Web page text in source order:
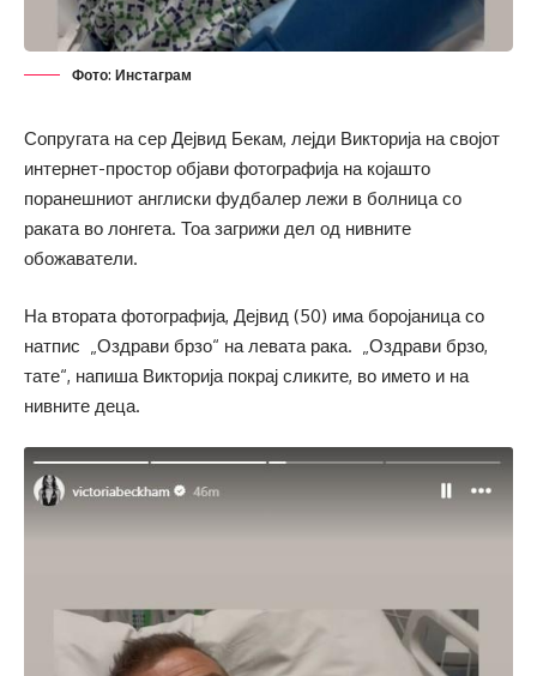
Фото: Инстаграм
Сопругата на сер Дејвид Бекам, лејди Викторија на својот
интернет-простор објави фотографија на којашто
поранешниот англиски фудбалер лежи в болница со
раката во лонгета. Тоа загрижи дел од нивните
обожаватели.
На втората фотографија, Дејвид (50) има боројаница со
натпис „Оздрави брзо“ на левата рака. „Оздрави брзо,
тате“, напиша Викторија покрај сликите, во името и на
нивните деца.